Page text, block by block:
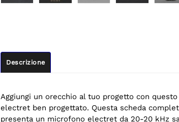
Descrizione
Aggiungi un orecchio al tuo progetto con
electret ben progettato. Questa scheda
presenta un microfono electret da 20-20 kHz